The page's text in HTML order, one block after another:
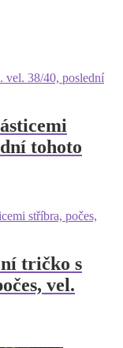
tohoto
tričko s
vel.